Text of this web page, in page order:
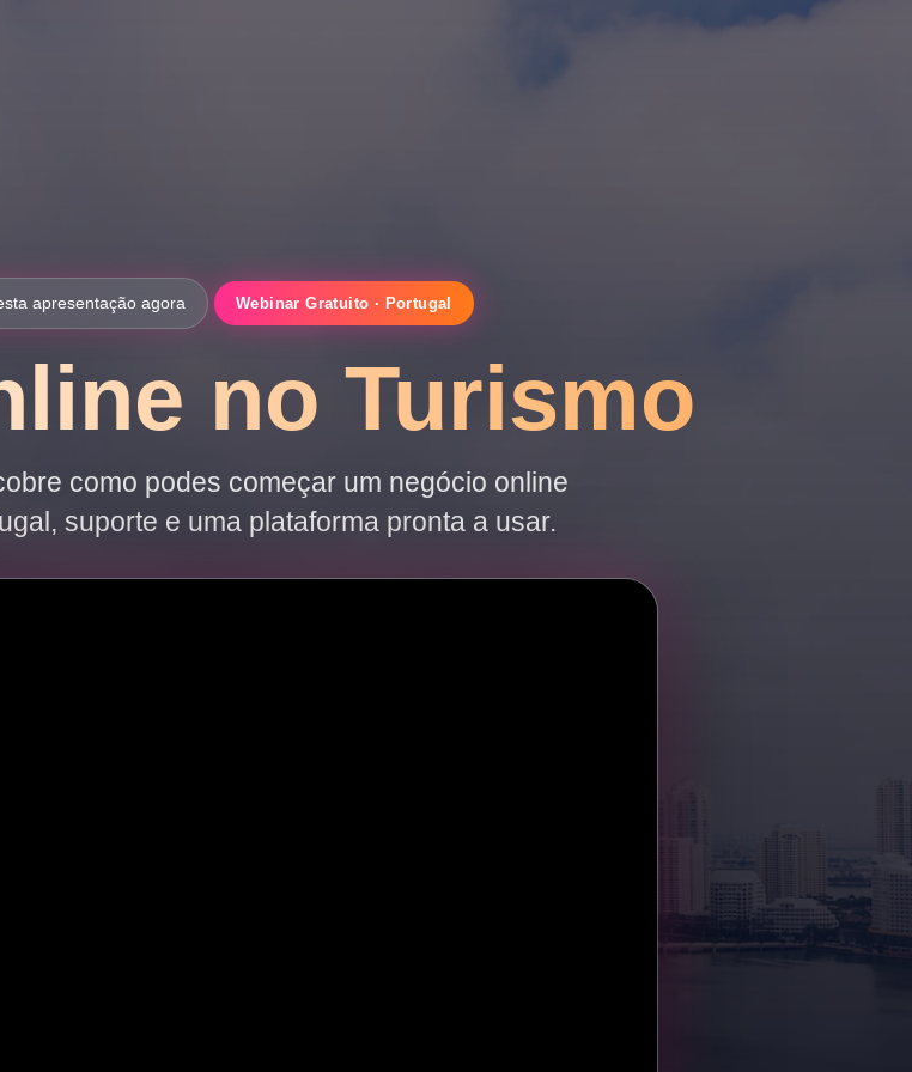
apresentação agora Webinar Gratuito · Portugal
no Turismo
como podes começar um negócio online
suporte e uma plataforma pronta a usar.